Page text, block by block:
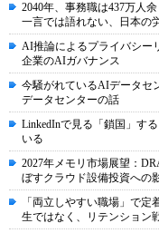
2040年、事務職は437万人
一言では語れない、日本の
AI推論によるプライバシー
企業のAIガバナンス
今騒がれているAIデータ
データセンターの話
LinkedInで見る「鎖国」す
いる
2027年メモリ市場展望：
ぼすクラウド設備投資への
「両立しやすい職場」で
生ではなく、リテンション